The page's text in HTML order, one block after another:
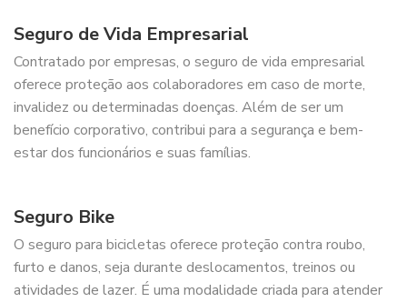
Seguro de Vida Empresarial
Contratado por empresas, o seguro de vida empresarial
oferece proteção aos colaboradores em caso de morte,
invalidez ou determinadas doenças. Além de ser um
benefício corporativo, contribui para a segurança e bem-
estar dos funcionários e suas famílias.
Seguro Bike
O seguro para bicicletas oferece proteção contra roubo,
furto e danos, seja durante deslocamentos, treinos ou
atividades de lazer. É uma modalidade criada para atender